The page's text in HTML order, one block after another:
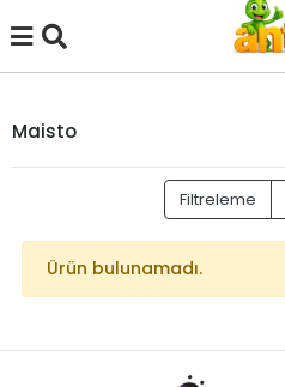
Maisto
Filtreleme
Ürün bulunamadı.